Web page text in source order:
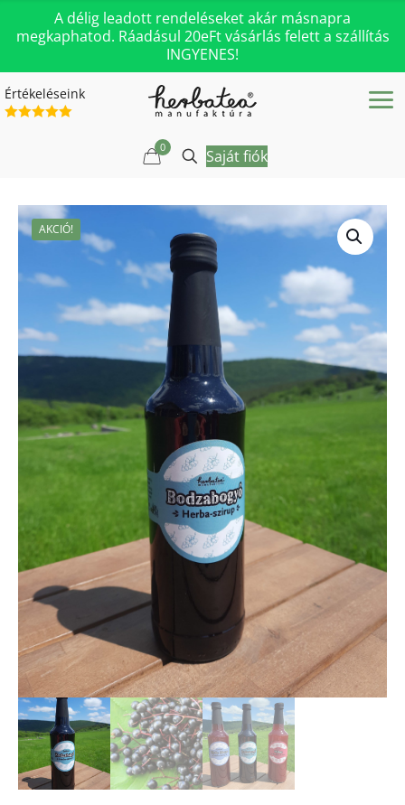
A délig leadott rendeléseket akár másnapra
megkaphatod. Ráadásul 20eFt vásárlás felett a szállítás
INGYENES!
Értékeléseink
0 Saját fiók
AKCIÓ!